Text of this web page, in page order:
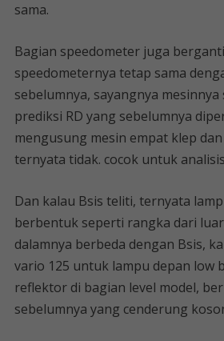
sama.
Bagian speedometer juga
speedometernya tetap sama
sebelumnya, sayangnya
prediksi RD yang sebelumnya
mengusung mesin empat klep dan
ternyata tidak. cocok untuk
Dan kalau Bsis teliti, ternyata
berbentuk seperti rangka dari
dalamnya berbeda dengan Bsis,
vario 125 untuk lampu depan low
reflektor di bagian level model,
sebelumnya yang cenderung